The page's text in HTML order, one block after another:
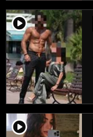
player2
player2